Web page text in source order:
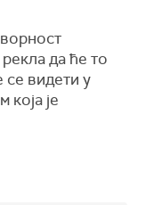
да ће то
се видети у
која је